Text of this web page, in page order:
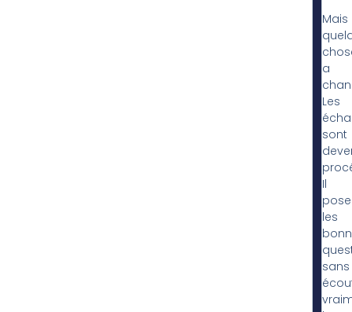
Mais
a
Les
sont
Il
pose
les
sans